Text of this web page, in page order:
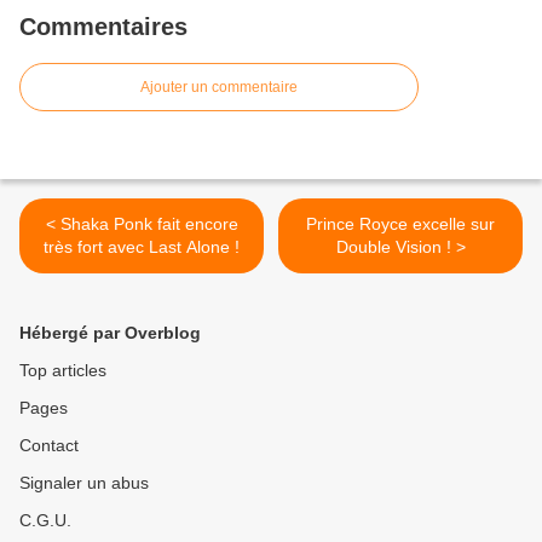
Commentaires
Ajouter un commentaire
< Shaka Ponk fait encore
très fort avec Last Alone !
Prince Royce excelle sur
Double Vision ! >
Hébergé par Overblog
Top articles
Pages
Contact
Signaler un abus
C.G.U.